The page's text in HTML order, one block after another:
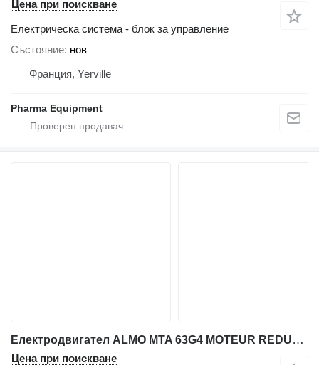
Цена при поискване
Електрическа система - блок за управление
Състояние нов
Франция, Yerville
Pharma Equipment
Електродвигател ALMO MTA 63G4 MOTEUR REDUCTEUR ENTRAINEMENT COMPLEXE за опаковъчно оборудване Volpak S240 D
Цена при поискване